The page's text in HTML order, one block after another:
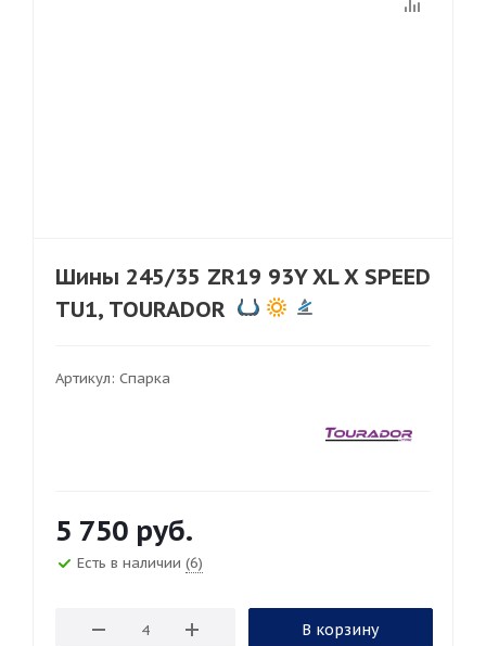
Шины 245/35 ZR19 93Y XL X SPEED
TU1, TOURADOR
Артикул: Спарка
5 750 руб.
Есть в наличии (6)
В корзину